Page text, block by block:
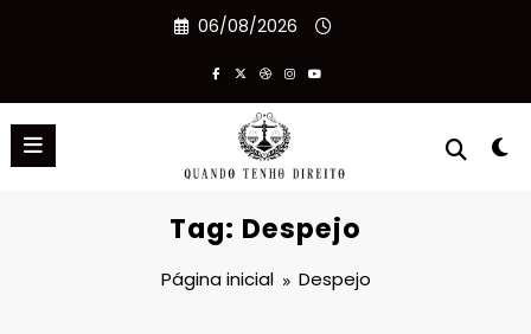
06/08/2026
Tag: Despejo
Página inicial Despejo